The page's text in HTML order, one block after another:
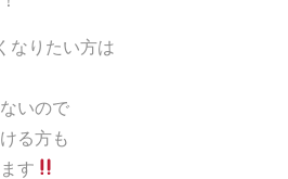
なりたい方は
いので
る方も
す